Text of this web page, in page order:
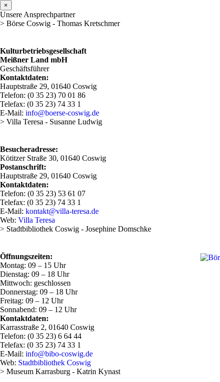
×
Unsere Ansprechpartner
> Börse Coswig - Thomas Kretschmer
Kulturbetriebsgesellschaft
Meißner Land mbH
Geschäftsführer
Kontaktdaten:
Hauptstraße 29, 01640 Coswig
Telefon: (0 35 23) 70 01 86
Telefax: (0 35 23) 74 33 1
E-Mail: info@boerse-coswig.de
> Villa Teresa - Susanne Ludwig
Besucheradresse:
Kötitzer Straße 30, 01640 Coswig
Postanschrift:
Hauptstraße 29, 01640 Coswig
Kontaktdaten:
Telefon: (0 35 23) 53 61 07
Telefax: (0 35 23) 74 33 1
E-Mail: kontakt@villa-teresa.de
Web: Villa Teresa
> Stadtbibliothek Coswig - Josephine Domschke
Öffnungszeiten:
Montag: 09 – 15 Uhr
Dienstag: 09 – 18 Uhr
Mittwoch: geschlossen
Donnerstag: 09 – 18 Uhr
Freitag: 09 – 12 Uhr
Sonnabend: 09 – 12 Uhr
Kontaktdaten:
Karrasstraße 2, 01640 Coswig
Telefon: (0 35 23) 6 64 44
Telefax: (0 35 23) 74 33 1
E-Mail: info@bibo-coswig.de
Web: Stadtbibliothek Coswig
> Museum Karrasburg - Katrin Kynast